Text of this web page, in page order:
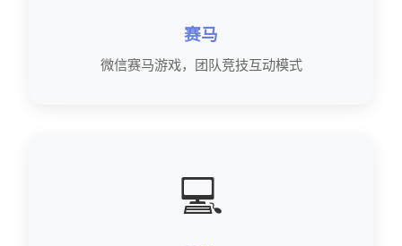
赛马
微信赛马游戏，团队竞技互动模式
💻